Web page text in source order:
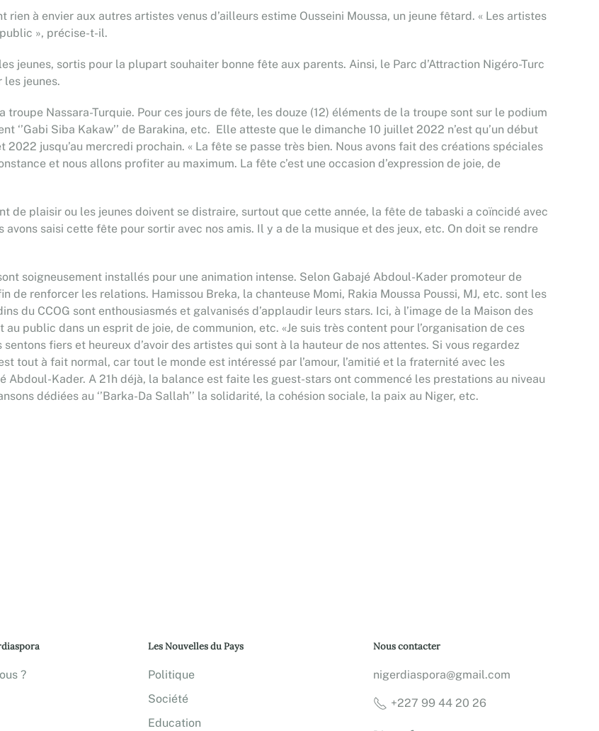
à envier aux autres artistes venus d’ailleurs estime Ousseini Moussa, un jeune fêtard. « Les artistes
», précise-t-il.
jeunes, sortis pour la plupart souhaiter bonne fête aux parents. Ainsi, le Parc d’Attraction Nigéro-Turc
jeunes.
Nassara-Turquie. Pour ces jours de fête, les douze (12) éléments de la troupe sont sur le podium
‘’Gabi Siba Kakaw’’ de Barakina, etc. Elle atteste que le dimanche 10 juillet 2022 n’est qu’un début
jusqu’au mercredi prochain. « La fête se passe très bien. Nous avons fait des créations spéciales
et nous allons profiter au maximum. La fête c’est une occasion d’expression de joie, de
de plaisir ou les jeunes doivent se distraire, surtout que cette année, la fête de tabaski a coïncidé avec
avons saisi cette fête pour sortir avec nos amis. Il y a de la musique et des jeux, etc. On doit se rendre
soigneusement installés pour une animation intense. Selon Gabajé Abdoul-Kader promoteur de
renforcer les relations. Hamissou Breka, la chanteuse Momi, Rakia Moussa Poussi, MJ, etc. sont les
du CCOG sont enthousiasmés et galvanisés d’applaudir leurs stars. Ici, à l’image de la Maison des
public dans un esprit de joie, de communion, etc. «Je suis très content pour l’organisation de ces
fiers et heureux d’avoir des artistes qui sont à la hauteur de nos attentes. Si vous regardez
tout à fait normal, car tout le monde est intéressé par l’amour, l’amitié et la fraternité avec les
Abdoul-Kader. A 21h déjà, la balance est faite les guest-stars ont commencé les prestations au niveau
dédiées au ‘’Barka-Da Sallah’’ la solidarité, la cohésion sociale, la paix au Niger, etc.
?
Les Nouvelles du Pays
Politique
Société
Education
Nous contacter
nigerdiaspora@gmail.com
+227 99 44 20 26